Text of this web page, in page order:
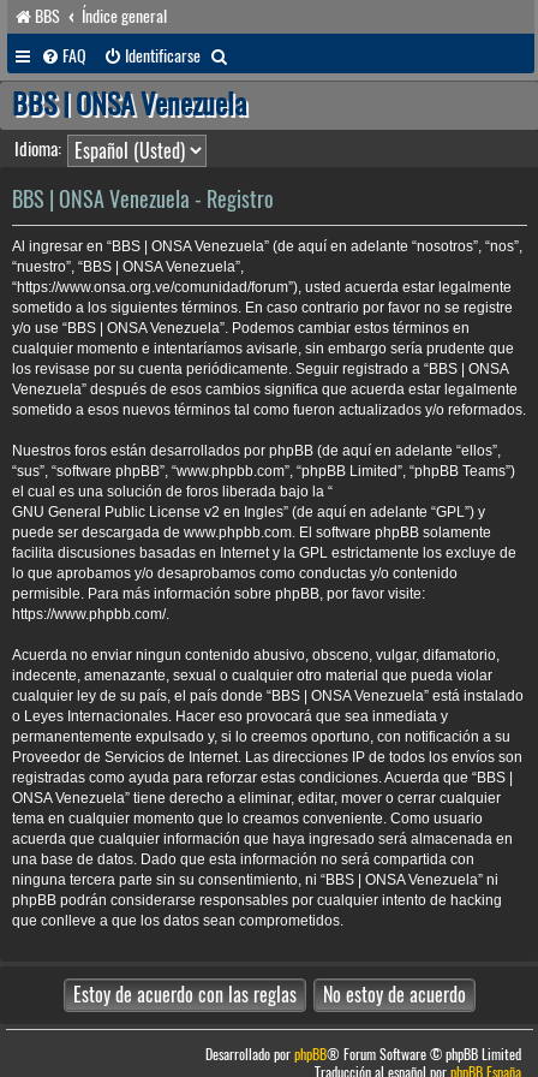
BBS
Índice general
FAQ
Identificarse
u
s
a
r
BBS | ONSA Venezuela
Idioma:
BBS | ONSA Venezuela - Registro
Al ingresar en “BBS | ONSA Venezuela” (de aquí en adelante “nosotros”, “nos”,
“nuestro”, “BBS | ONSA Venezuela”,
“https://www.onsa.org.ve/comunidad/forum”), usted acuerda estar legalmente
sometido a los siguientes términos. En caso contrario por favor no se registre
y/o use “BBS | ONSA Venezuela”. Podemos cambiar estos términos en
cualquier momento e intentaríamos avisarle, sin embargo sería prudente que
los revisase por su cuenta periódicamente. Seguir registrado a “BBS | ONSA
Venezuela” después de esos cambios significa que acuerda estar legalmente
sometido a esos nuevos términos tal como fueron actualizados y/o reformados.
Nuestros foros están desarrollados por phpBB (de aquí en adelante “ellos”,
“sus”, “software phpBB”, “www.phpbb.com”, “phpBB Limited”, “phpBB Teams”)
el cual es una solución de foros liberada bajo la “
GNU General Public License v2 en Ingles” (de aquí en adelante “GPL”) y
puede ser descargada de www.phpbb.com. El software phpBB solamente
facilita discusiones basadas en Internet y la GPL estrictamente los excluye de
lo que aprobamos y/o desaprobamos como conductas y/o contenido
permisible. Para más información sobre phpBB, por favor visite:
https://www.phpbb.com/.
Acuerda no enviar ningun contenido abusivo, obsceno, vulgar, difamatorio,
indecente, amenazante, sexual o cualquier otro material que pueda violar
cualquier ley de su país, el país donde “BBS | ONSA Venezuela” está instalado
o Leyes Internacionales. Hacer eso provocará que sea inmediata y
permanentemente expulsado y, si lo creemos oportuno, con notificación a su
Proveedor de Servicios de Internet. Las direcciones IP de todos los envíos son
registradas como ayuda para reforzar estas condiciones. Acuerda que “BBS |
ONSA Venezuela” tiene derecho a eliminar, editar, mover o cerrar cualquier
tema en cualquier momento que lo creamos conveniente. Como usuario
acuerda que cualquier información que haya ingresado será almacenada en
una base de datos. Dado que esta información no será compartida con
ninguna tercera parte sin su consentimiento, ni “BBS | ONSA Venezuela” ni
phpBB podrán considerarse responsables por cualquier intento de hacking
que conlleve a que los datos sean comprometidos.
Desarrollado porphpBB® Forum Software © phpBB Limited
Traducción al español porphpBB España